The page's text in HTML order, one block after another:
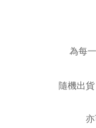
為每
隨機出貨